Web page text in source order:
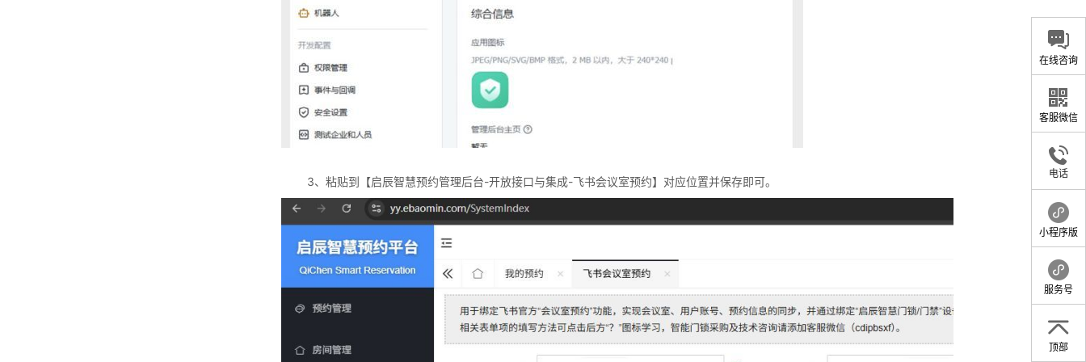
3、粘贴到【启辰智慧预约管理后台-开放接口与集成-飞书会议室预约】对应位置并保存即可。
在线咨询
客服微信
电话
小程序版
服务号
顶部